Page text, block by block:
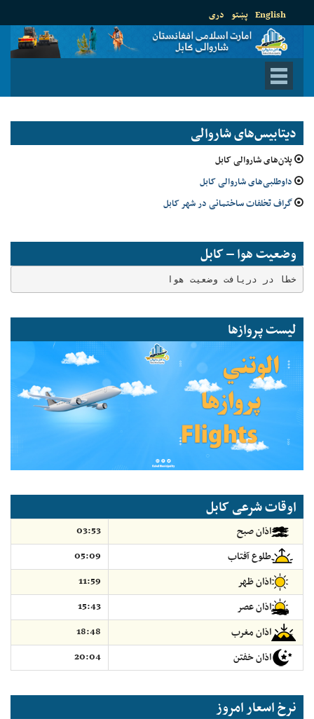
دری پښتو English
دیتابیس‌های شاروالی
پلان‌های شاروالی کابل
داوطلبی‌های شاروالی کابل
گراف تخلفات ساختمانی در شهر کابل
وضعیت هوا – کابل
خطا در دریافت وضعیت هوا
لیست پروازها
اوقات شرعی کابل
اذان صبح
03:53
طلوع آفتاب
05:09
اذان ظهر
11:59
اذان عصر
15:43
اذان مغرب
18:48
اذان خفتن
20:04
نرخ اسعار امروز